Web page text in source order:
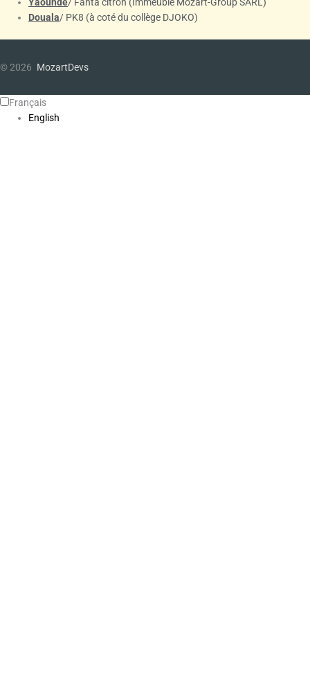
Douala/ PK8 (à coté du collège DJOKO)
© 2026 MozartDevs
Français
English